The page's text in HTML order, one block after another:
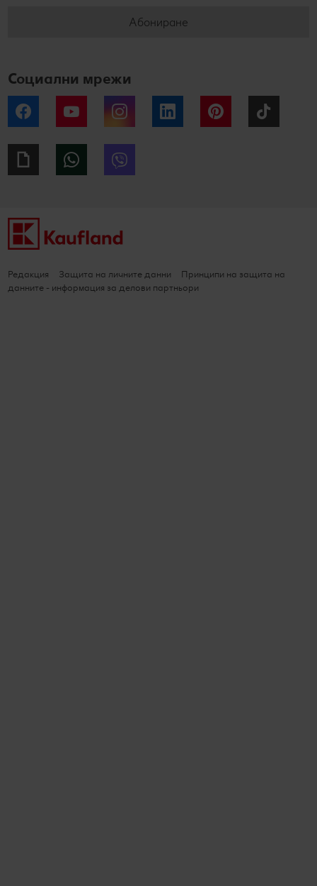
Абониране
Социални мрежи
Facebook YouTube Instagram LinkedIn Pinterest
Giphy WhatsApp
Редакция Защита на личните данни
Принципи на защита на
данните - информация за делови партньори